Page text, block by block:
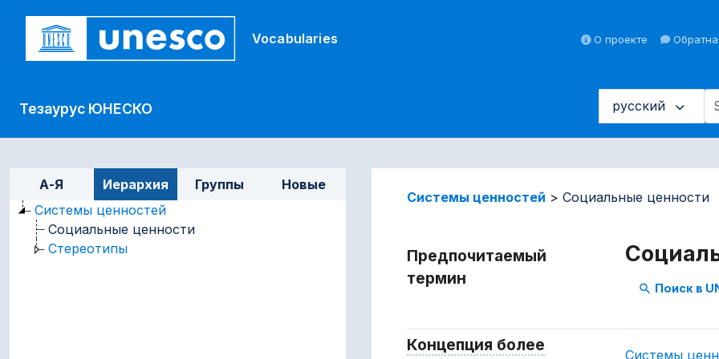
Vocabularies
О проекте
Тезаурус ЮНЕСКО русский
Список на боковой панели: составить список и
А-Я Иерархия Группы
Новые
Системы ценностей
Социальные ценности
Стереотипы
Системы ценностей Социальные ценности
Предпочитаемый
термин
search Поиск в
Концепция более
Системы